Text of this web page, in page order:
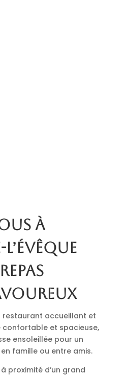
à
restaurant accueillant et
confortable et spacieuse,
ensoleillée pour un
famille ou entre amis.
proximité d’un grand